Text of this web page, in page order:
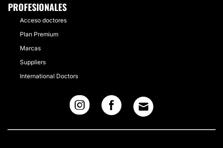
PROFESIONALES
Acceso doctores
Plan Premium
Marcas
Suppliers
International Doctors